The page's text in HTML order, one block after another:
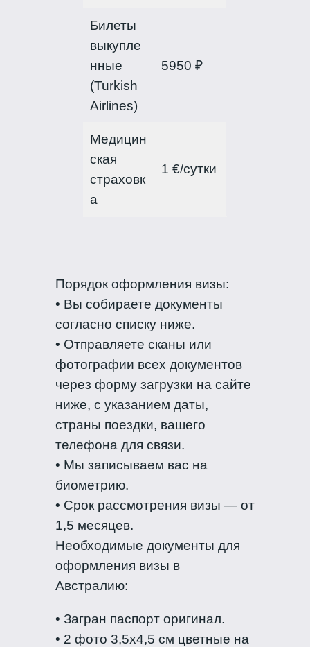
Билеты
выкупле
нные
(Turkish
Airlines)
5950 ₽
Медицин
ская
страховк
а
1 €/сутки
Порядок оформления визы:
• Вы собираете документы
согласно списку ниже.
• Отправляете сканы или
фотографии всех документов
через форму загрузки на сайте
ниже, с указанием даты,
страны поездки, вашего
телефона для связи.
• Мы записываем вас на
биометрию.
• Срок рассмотрения визы — от
1,5 месяцев.
Необходимые документы для
оформления визы в
Австралию:
• Загран паспорт оригинал.
• 2 фото 3,5х4,5 см цветные на